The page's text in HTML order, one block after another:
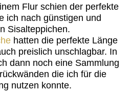
Flur schien der perfekte
ich nach günstigen und
Sisalteppichen.
hatten die perfekte Länge
preislich unschlagbar. In
dann noch eine Sammlung
die ich für die
nutzen konnte.